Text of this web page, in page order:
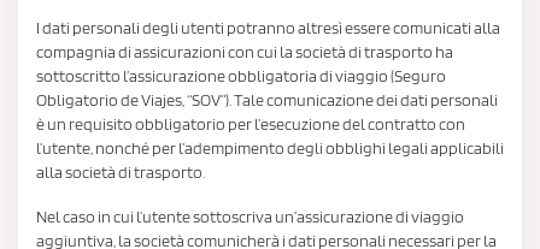
I dati personali degli utenti potranno altresì essere comunicati alla
compagnia di assicurazioni con cui la società di trasporto ha
sottoscritto l’assicurazione obbligatoria di viaggio (Seguro
Obligatorio de Viajes, “SOV”). Tale comunicazione dei dati personali
è un requisito obbligatorio per l’esecuzione del contratto con
l’utente, nonché per l’adempimento degli obblighi legali applicabili
alla società di trasporto.
Nel caso in cui l’utente sottoscriva un’assicurazione di viaggio
aggiuntiva, la società comunicherà i dati personali necessari per la